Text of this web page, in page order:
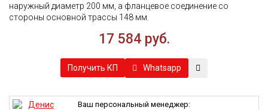
наружный диаметр 200 мм, а фланцевое соединение со
стороны основной трассы 148 мм.
17 584 руб.
Получить КП Whatsapp
Ваш персональный менеджер: